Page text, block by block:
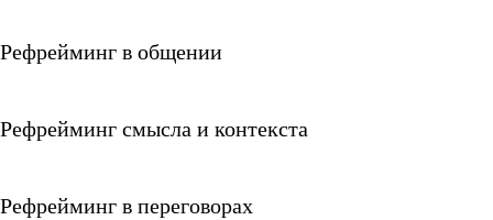
Рефрейминг в общении
Рефрейминг смысла и контекста
Рефрейминг в переговорах